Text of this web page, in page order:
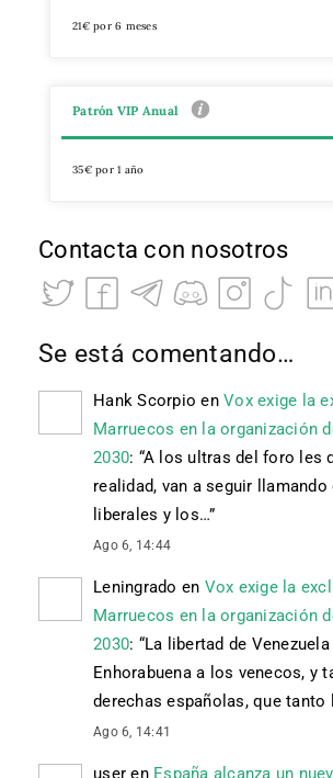
21€ por 6 meses
Patrón VIP Anual
35€ por 1 año
Contacta con nosotros
Se está comentando…
Hank Scorpio en Vox exige la
Marruecos en la organización
2030: “A los ultras del foro les
realidad, van a seguir
liberales y los…”
Ago 6, 14:44
Leningrado en Vox exige la
Marruecos en la organización
2030: “La libertad de
Enhorabuena a los venecos, y
derechas españolas, que tanto
Ago 6, 14:41
user en España alcanza un